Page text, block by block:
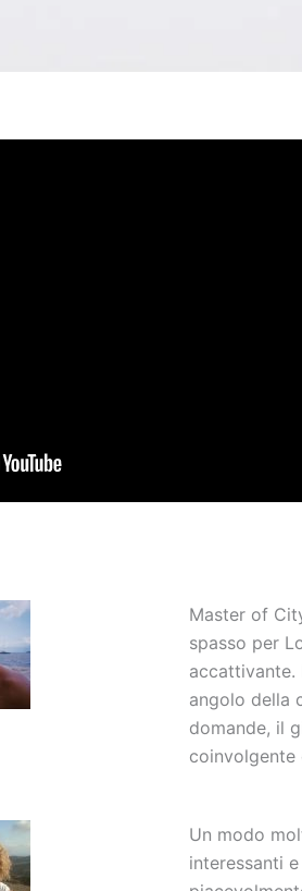
Master of
spasso per
angolo della
domande, il
coinvolgente
Un modo
interessanti